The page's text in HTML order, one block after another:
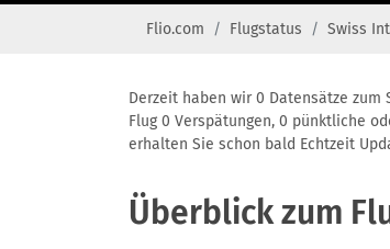
Flio.com Flugstatus Swiss
Derzeit haben wir 0 Datensätze zum
Flug 0 Verspätungen, 0 pünktliche
erhalten Sie schon bald Echtzeit
Überblick zum